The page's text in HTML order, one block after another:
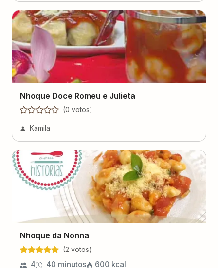
Nhoque Doce Romeu e Julieta
(0 votos)
Kamila
Nhoque da Nonna
(2 votos)
4 40 minutos 600 kcal